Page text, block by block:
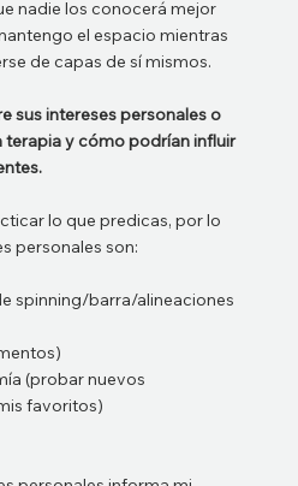
nadie los conocerá mejor
el espacio mientras
de capas de sí mismos.
sus intereses personales o
y cómo podrían influir
lo que predicas, por lo
personales son:
spinning/barra/alineaciones
(probar nuevos
favoritos)